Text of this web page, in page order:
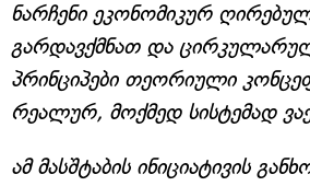
ნარჩენი ეკონომიკურ
გარდავქმნათ და
პრინციპები თეორიული
რეალურ, მოქმედ სისტემად
ამ მასშტაბის ინიციატივის